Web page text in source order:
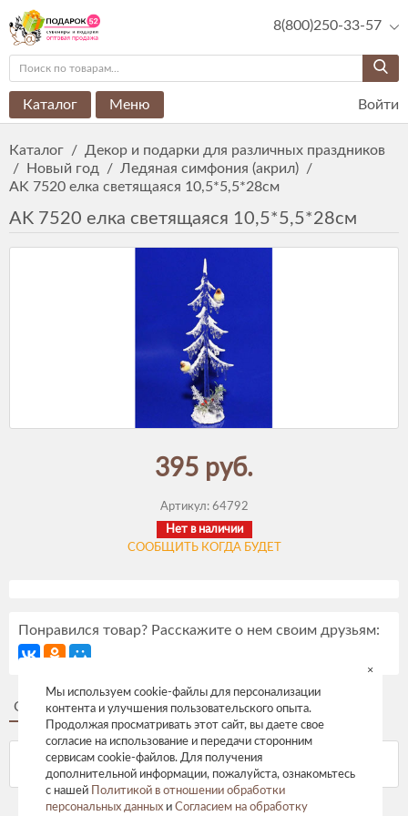
8(800)250-33-57
Каталог Меню Войти
Каталог / Декор и подарки для различных праздников
/
Новый год / Ледяная симфония (акрил) /
AK 7520 елка светящаяся 10,5*5,5*28см
AK 7520 елка светящаяся 10,5*5,5*28см
395 руб.
Артикул: 64792
Нет в наличии
СООБЩИТЬ КОГДА БУДЕТ
Понравился товар? Расскажите о нем своим друзьям:
Описание Отзывы
Мы используем cookie-файлы для персонализации
контента и улучшения пользовательского опыта.
Продолжая просматривать этот сайт, вы даете свое
согласие на использование и передачи сторонним
сервисам cookie-файлов. Для получения
дополнительной информации, пожалуйста, ознакомьтесь
с нашей
Политикой в отношении обработки
персональных данных и Согласием на обработку
×